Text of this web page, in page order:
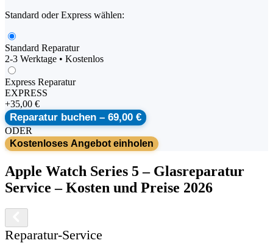
Standard oder Express wählen:
Standard Reparatur
2-3 Werktage • Kostenlos
Express Reparatur
EXPRESS
+35,00 €
Reparatur buchen – 69,00 €
ODER
Kostenloses Angebot einholen
Apple Watch Series 5– Glasreparatur
Service – Kosten und Preise 2026
Reparatur-Service